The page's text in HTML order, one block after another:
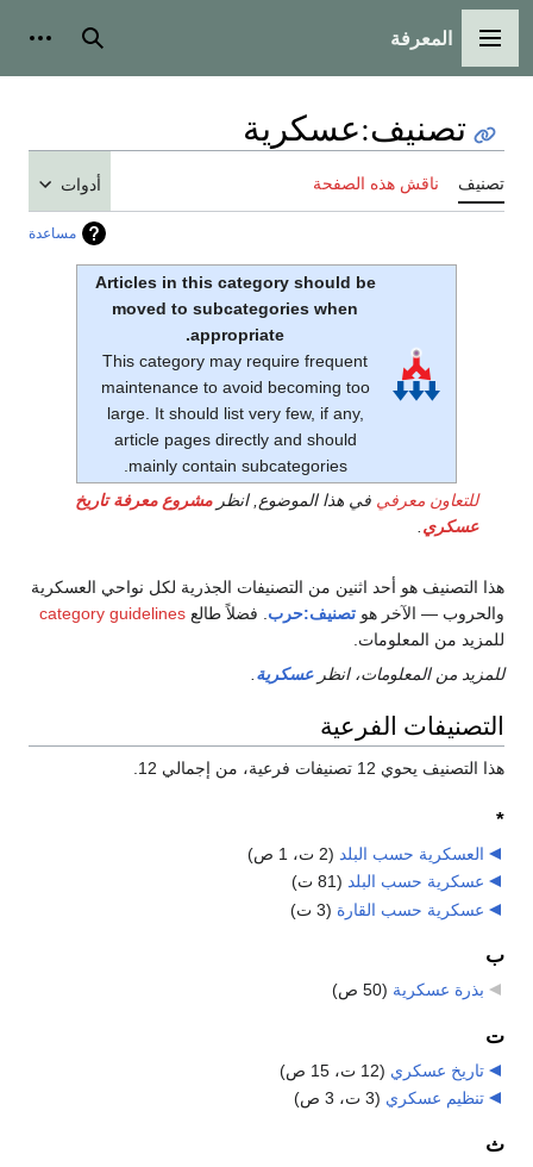
القائمة الرئيسية
المعرفة بحث
تصنيف:عسكرية
تصنيف ناقش هذه الصفحة أدوات
مساعدة
Articles in this category should be
moved to subcategories when
appropriate.
This category may require frequent
maintenance to avoid becoming too
large. It should list very few, if any,
article pages directly and should
mainly contain subcategories.
للتعاون معرفي في هذا الموضوع, انظرمشروع معرفة تاريخ
عسكري
هذا التصنيف هو أحد اثنين من التصنيفات الجذرية لكل نواحي العسكرية
والحروب — الآخر هو تصنيف:حرب . فضلاً طالع category guidelines
للمزيد من المعلومات.
للمزيد من المعلومات، انظرعسكرية
التصنيفات الفرعية
هذا التصنيف يحوي 12 تصنيفات فرعية، من إجمالي 12.
*
العسكرية حسب البلد (2 ت، 1 ص)
عسكرية حسب البلد (81 ت)
عسكرية حسب القارة (3 ت)
ب
بذرة عسكرية (50 ص)
ت
تاريخ عسكري (12 ت، 15 ص)
تنظيم عسكري (3 ت، 3 ص)
ث